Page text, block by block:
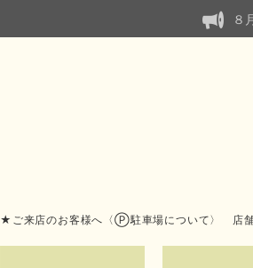
８
★ご来店のお客様へ〈Ⓟ駐車場について〉 店舗